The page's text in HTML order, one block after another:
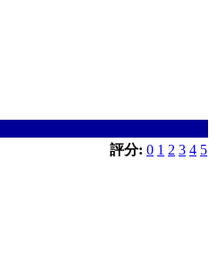
評分: 0 1 2 3 4 5